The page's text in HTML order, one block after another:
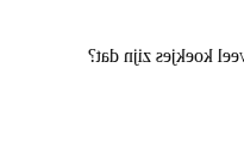
Van 8 koekjes is 1/